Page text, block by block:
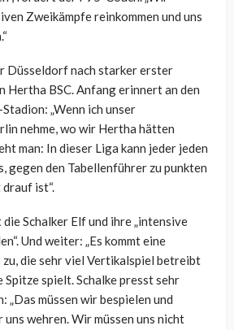
Zweikämpfe reinkommen und uns
Düsseldorf nach starker erster
Hertha BSC. Anfang erinnert an den
„Wenn ich unser
nehme, wo wir Hertha hätten
man: In dieser Liga kann jeder jeden
gegen den Tabellenführer zu punkten
drauf ist“.
Schalker Elf und ihre „intensive
Und weiter: „Es kommt eine
die sehr viel Vertikalspiel betreibt
Spitze spielt. Schalke presst sehr
„Das müssen wir bespielen und
uns wehren. Wir müssen uns nicht